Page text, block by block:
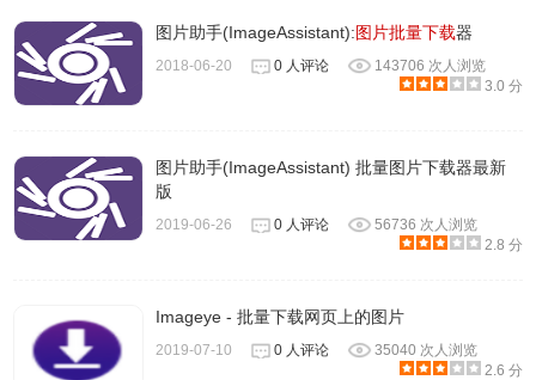
图片助手(ImageAssistant):图片批量下载器
2018-06-20 0 人评论
143706 次人浏览
3.0 分
图片助手(ImageAssistant) 批量图片下载器最新
版
2019-06-26 0 人评论
56736 次人浏览
2.8 分
Imageye - 批量下载网页上的图片
2019-07-10 0 人评论
35040 次人浏览
2.6 分